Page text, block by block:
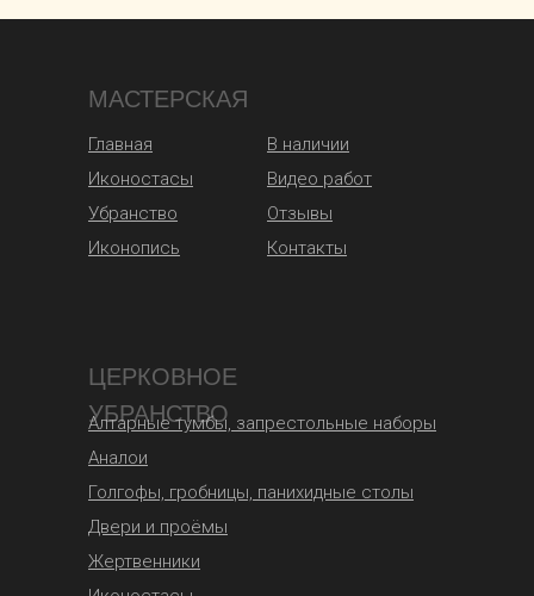
МАСТЕРСКАЯ
Главная
Иконостасы
Убранство
Видео работ
Отзывы
Контакты
ЦЕРКОВНОЕ
УБРАНСТВО
Алтарные тумбы, запрестольные наборы
Иконопись
В наличии
Аналои
Голгофы, гробницы, панихидные столы
Двери и проёмы
Жертвенники